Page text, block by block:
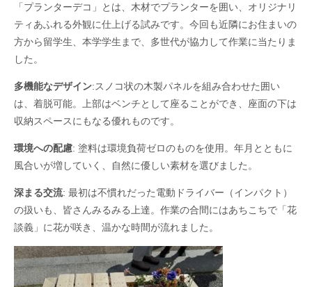
「プランターデコ」とは、木材でプランターを囲い、オリジナリ
ティあふれる外観に仕上げる試みです。今回も近隣にお住まいの
方から留学生、本学学生まで、多世代が協力して作業に当たりま
した。
多機能なデザイン:スノコ状の木製パネルを組み合わせた囲い
は、着脱可能。上部はベンチとして座ることができ、座面の下は
収納スペースにもなる優れものです。
環境への配慮: 塗料は環境負荷ゼロのものを使用。年月とともに
風合いが増していく、自然に優しい素材を選びました。
深まる交流: 最初は不慣れだった電動ドライバー（インパクト）
の扱いも、皆さんみるみる上達。作業の合間にはあちこちで「花
談義」に花が咲き、温かな時間が流れました。